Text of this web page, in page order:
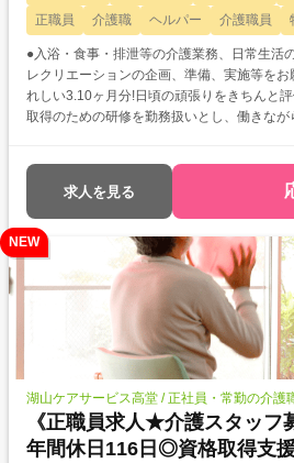
正職員
介護職 ヘルパー 介護職員
●入浴・食事・排泄等の介護業務、日常生活
レクリエーションの企画、準備、実施等を
れしい3.10ヶ月分!日頃の頑張りをきちんと
取得のための研修を勤務扱いとし、働きな
求人を見る
NEW
湖山ケアサービス高堂 / 正社員・常勤の介護
《正職員求人★介護スタッ
年間休日116日◎資格取得支